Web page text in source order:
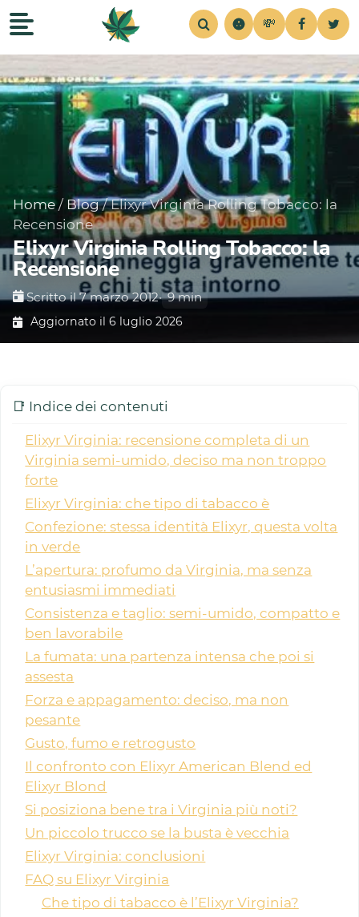
Recensioni
💸
Home / Blog / Elixyr Virginia Rolling Tobacco: la
Recensione
Elixyr Virginia Rolling Tobacco: la
Recensione
Scritto il 7 marzo 2012• 9 min
Aggiornato il 6 luglio 2026
📑 Indice dei contenuti
Elixyr Virginia: recensione completa di un
Virginia semi-umido, deciso ma non troppo
forte
Elixyr Virginia: che tipo di tabacco è
Confezione: stessa identità Elixyr, questa volta
in verde
L’apertura: profumo da Virginia, ma senza
entusiasmi immediati
Consistenza e taglio: semi-umido, compatto e
ben lavorabile
La fumata: una partenza intensa che poi si
assesta
Forza e appagamento: deciso, ma non
pesante
Gusto, fumo e retrogusto
Il confronto con Elixyr American Blend ed
Elixyr Blond
Si posiziona bene tra i Virginia più noti?
Un piccolo trucco se la busta è vecchia
Elixyr Virginia: conclusioni
FAQ su Elixyr Virginia
Che tipo di tabacco è l’Elixyr Virginia?